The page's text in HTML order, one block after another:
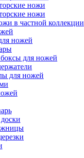
ножи
ножи
в частной коллекции
ножей
для ножей
для ножей